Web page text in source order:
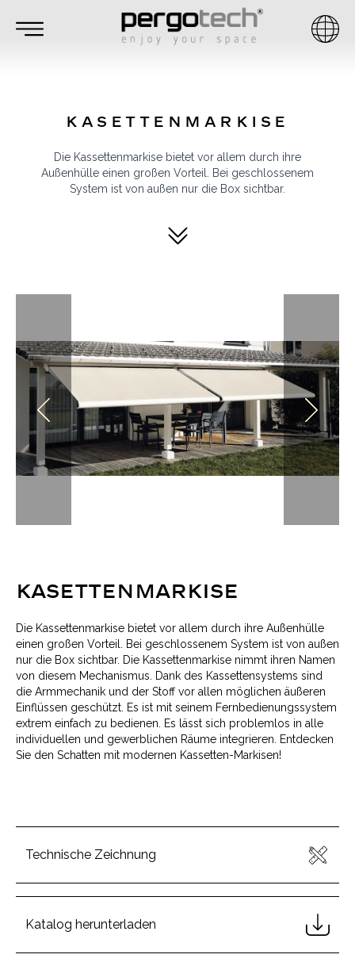
KASETTENMARKISE
Die Kassettenmarkise bietet vor allem durch ihre
Außenhülle einen großen Vorteil. Bei geschlossenem
System ist von außen nur die Box sichtbar.
KASETTENMARKISE
Die Kassettenmarkise bietet vor allem durch ihre Außenhülle
einen großen Vorteil. Bei geschlossenem System ist von außen
nur die Box sichtbar. Die Kassettenmarkise nimmt ihren Namen
von diesem Mechanismus. Dank des Kassettensystems sind
die Armmechanik und der Stoff vor allen möglichen äußeren
Einflüssen geschützt. Es ist mit seinem Fernbedienungssystem
extrem einfach zu bedienen. Es lässt sich problemlos in alle
individuellen und gewerblichen Räume integrieren. Entdecken
Sie den Schatten mit modernen Kassetten-Markisen!
Technische Zeichnung
Katalog herunterladen